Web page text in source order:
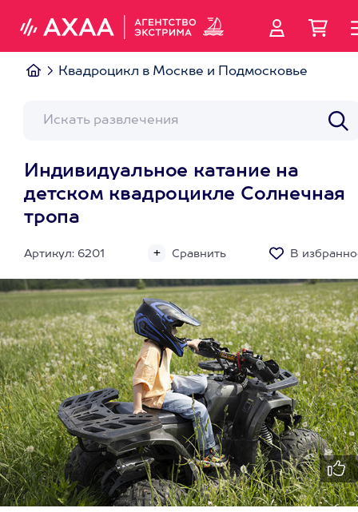
Квадроцикл в Москве и Подмосковье
Индивидуальное катание на
детском квадроцикле Солнечная
тропа
Артикул: 6201 Сравнить В